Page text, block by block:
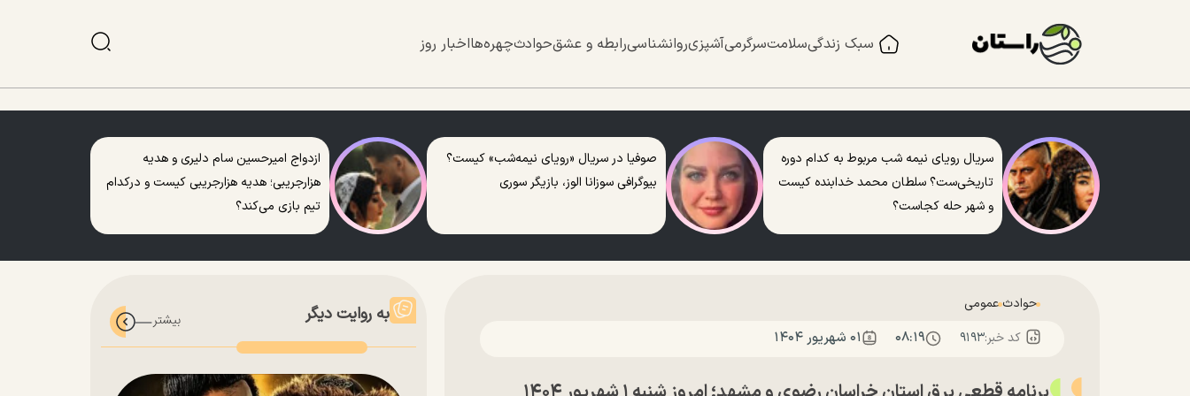
سبک زندگیسلامتسرگرمیآشپزیروانشناسیرابطه و عشقحوادثچهره‌هااخبار روز
سریال رویای نیمه شب مربوط به کدام دوره
تاریخی‌ست؟ سلطان محمد خدابنده کیست
و شهر حله کجاست؟
صوفیا در سریال «رویای نیمه‌شب» کیست؟
بیوگرافی سوزانا الوز، بازیگر سوری
ازدواج امیرحسین سام دلیری و هدیه
هزارجریبی؛ هدیه هزارجریبی کیست و درکدام
تیم بازی می‌کند؟
حوادث عمومی
کد خبر:۹۱۹۳ ۰۸:۱۹ ۰۱ شهريور ۱۴۰۴
به روایت دیگر